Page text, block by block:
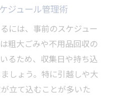
ジュール管理術
には、事前のスケジュー
粗大ごみや不用品回収の
るため、収集日や持ち込
しょう。特に引越しや大
立て込むことが多いた